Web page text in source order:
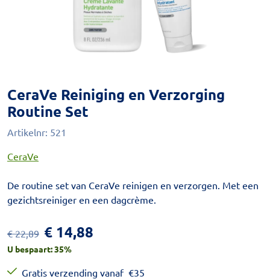
CeraVe Reiniging en Verzorging
Routine Set
Artikelnr: 521
CeraVe
De routine set van CeraVe reinigen en verzorgen. Met een
gezichtsreiniger en een dagcrème.
€22,89 € 14,88
U bespaart:35%
Gratis verzending vanaf €35